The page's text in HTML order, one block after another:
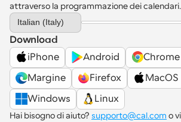
attraverso la programmazione dei calendari.
Select Language
Italian (Italy)
Download
iPhone
Android Chrome
Margine
Firefox
MacOS
Windows
Linux
Hai bisogno di aiuto? supporto@cal.com